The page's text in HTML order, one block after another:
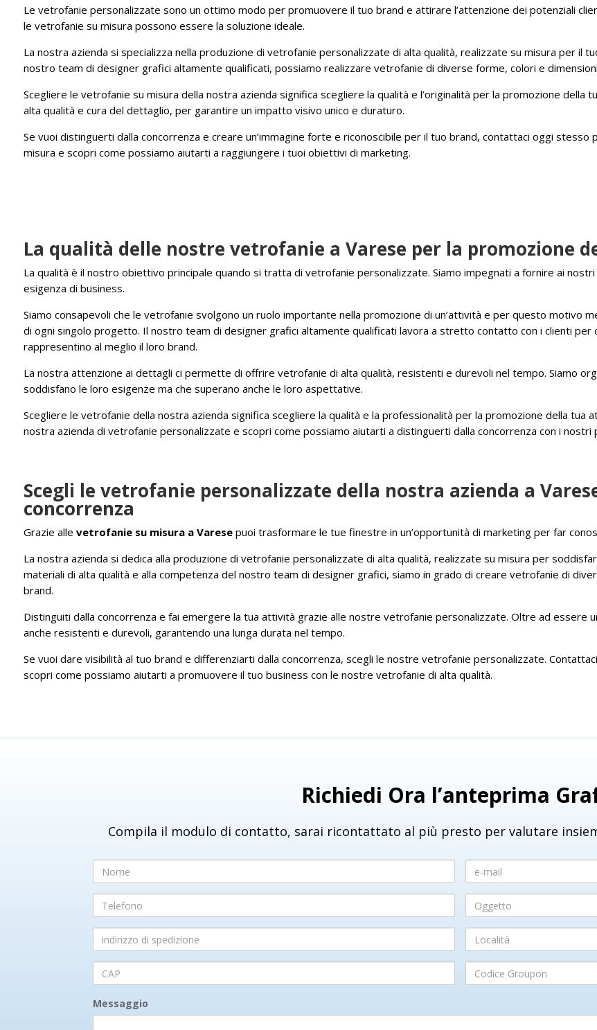
Le vetrofanie personalizzate sono un ottimo modo per promuovere il tuo brand e attirare l’attenzione dei potenziali
le vetrofanie su misura possono essere la soluzione ideale.
La nostra azienda si specializza nella produzione di vetrofanie personalizzate di alta qualità, realizzate su misura per il
nostro team di designer grafici altamente qualificati, possiamo realizzare vetrofanie di diverse forme, colori e
Scegliere le vetrofanie su misura della nostra azienda significa scegliere la qualità e l’originalità per la promozione
alta qualità e cura del dettaglio, per garantire un impatto visivo unico e duraturo.
Se vuoi distinguerti dalla concorrenza e creare un’immagine forte e riconoscibile per il tuo brand, contattaci oggi
misura e scopri come possiamo aiutarti a raggiungere i tuoi obiettivi di marketing.
La qualità delle nostre vetrofanie a Varese per la promozione
La qualità è il nostro obiettivo principale quando si tratta di vetrofanie personalizzate. Siamo impegnati a fornire ai
esigenza di business.
Siamo consapevoli che le vetrofanie svolgono un ruolo importante nella promozione di un’attività e per questo motivo
di ogni singolo progetto. Il nostro team di designer grafici altamente qualificati lavora a stretto contatto con i clienti
rappresentino al meglio il loro brand.
La nostra attenzione ai dettagli ci permette di offrire vetrofanie di alta qualità, resistenti e durevoli nel tempo. Siamo
soddisfano le loro esigenze ma che superano anche le loro aspettative.
Scegliere le vetrofanie della nostra azienda significa scegliere la qualità e la professionalità per la promozione della tua
nostra azienda di vetrofanie personalizzate e scopri come possiamo aiutarti a distinguerti dalla concorrenza con i nostri
Scegli le vetrofanie personalizzate della nostra azienda a
concorrenza
Grazie alle vetrofanie su misura a Varese puoi trasformare le tue finestre in un’opportunità di marketing per far
La nostra azienda si dedica alla produzione di vetrofanie personalizzate di alta qualità, realizzate su misura per
materiali di alta qualità e alla competenza del nostro team di designer grafici, siamo in grado di creare vetrofanie di
brand.
Distinguiti dalla concorrenza e fai emergere la tua attività grazie alle nostre vetrofanie personalizzate. Oltre ad essere
anche resistenti e durevoli, garantendo una lunga durata nel tempo.
Se vuoi dare visibilità al tuo brand e differenziarti dalla concorrenza, scegli le nostre vetrofanie personalizzate.
scopri come possiamo aiutarti a promuovere il tuo business con le nostre vetrofanie di alta qualità.
Richiedi Ora l’anteprima
Compila il modulo di contatto, sarai ricontattato al più presto per valutare
Nome
Telefono
indirizzo
di
spedizione
CAP
mail
Oggetto
Località
Codice
Groupon
Messaggio